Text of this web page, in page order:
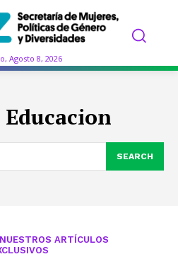
Agosto 8, 2026
Educacion
SEARCH
ARTÍCULOS